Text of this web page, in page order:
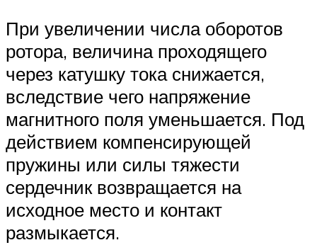
При увеличении числа оборотов
ротора, величина проходящего
через катушку тока снижается,
вследствие чего напряжение
магнитного поля уменьшается. Под
действием компенсирующей
пружины или силы тяжести
сердечник возвращается на
исходное место и контакт
размыкается.